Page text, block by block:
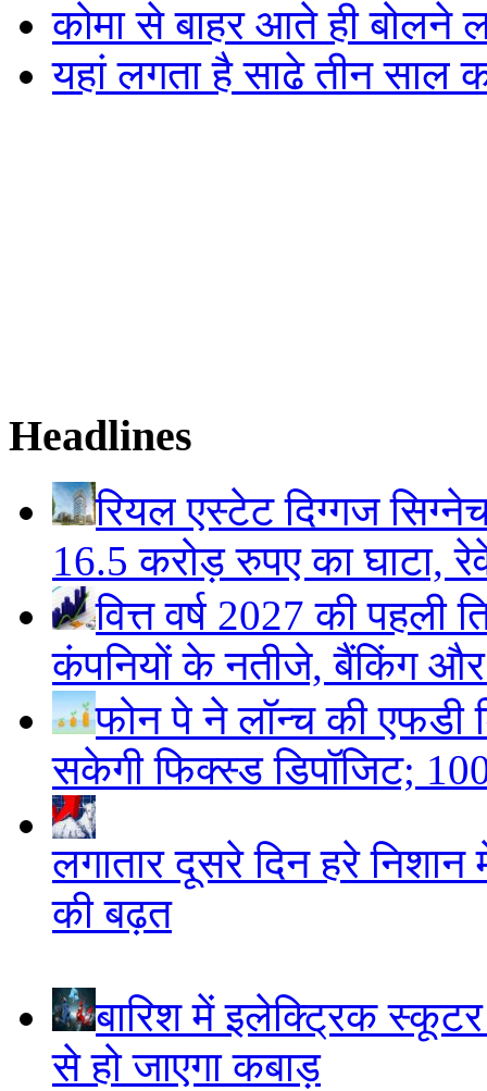
कोमा से बाहर आते ही बोलने
यहां लगता है साढे तीन साल
Headlines
रियल एस्टेट दिग्गज
16.5 करोड़ रुपए का घाटा,
वित्त वर्ष 2027 की पहली
कंपनियों के नतीजे, बैंकिंग
फोन पे ने लॉन्च की एफडी
सकेगी फिक्स्ड डिपॉजिट;
लगातार दूसरे दिन हरे
की बढ़त
बारिश में इलेक्ट्रिक स्कूटर
से हो जाएगा कबाड़